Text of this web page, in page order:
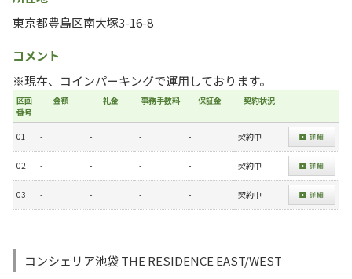
東京都豊島区南大塚3-16-8
コメント
※現在、コインパーキングで運用しております。
区画
番号
金額 礼金 事務手数料 保証金 契約状況
01 - - - - 契約中
02 - - - - 契約中
03 - - - - 契約中
コンシェリア池袋 THE RESIDENCE EAST/WEST